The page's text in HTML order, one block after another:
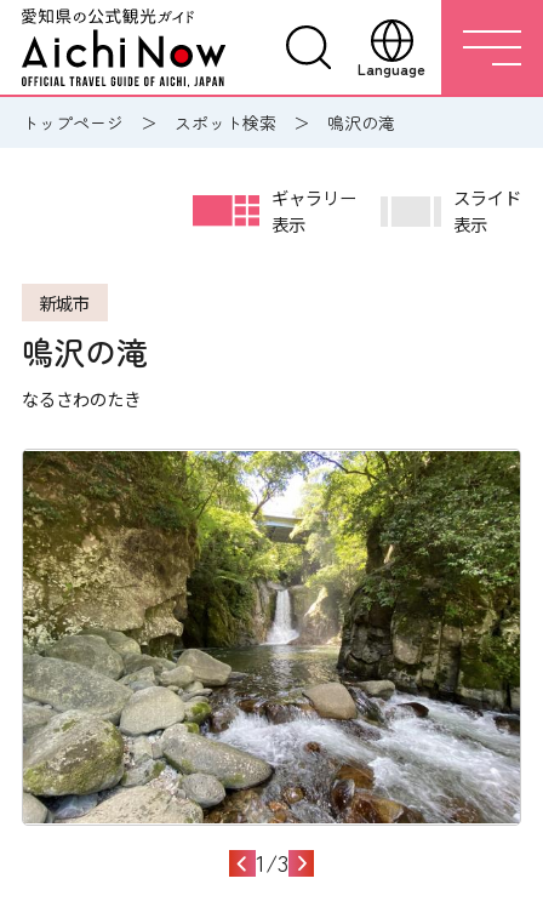
Language
トップページ スポット検索 鳴沢の滝
新城市
鳴沢の滝
なるさわのたき
ギャラリー
表示
スライド
表示
1/3